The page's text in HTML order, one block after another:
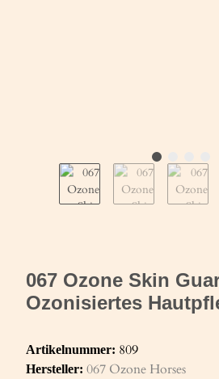
067 Ozone Skin
Ozonisiertes
Artikelnummer: 809
Hersteller: 067 Ozone Horses